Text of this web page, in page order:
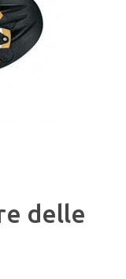
delle